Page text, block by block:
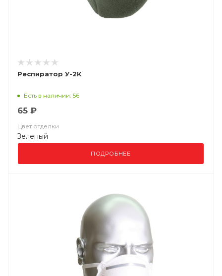
Респиратор У-2К
Есть в наличии: 56
65 ₽
Цвет отделки
Зеленый
ПОДРОБНЕЕ